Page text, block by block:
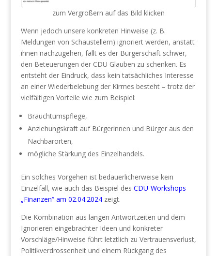
zum Vergrößern auf das Bild klicken
Wenn jedoch unsere konkreten Hinweise (z. B.
Meldungen von Schaustellern) ignoriert werden, anstatt
ihnen nachzugehen, fällt es der Bürgerschaft schwer,
den Beteuerungen der CDU Glauben zu schenken. Es
entsteht der Eindruck, dass kein tatsächliches Interesse
an einer Wiederbelebung der Kirmes besteht – trotz der
vielfältigen Vorteile wie zum Beispiel:
Brauchtumspflege,
Anziehungskraft auf Bürgerinnen und Bürger aus den
Nachbarorten,
mögliche Stärkung des Einzelhandels.
Ein solches Vorgehen ist bedauerlicherweise kein
Einzelfall, wie auch das Beispiel des CDU-Workshops
„Finanzen“ am 02.04.2024zeigt.
Die Kombination aus langen Antwortzeiten und dem
Ignorieren eingebrachter Ideen und konkreter
Vorschläge/Hinweise führt letztlich zu Vertrauensverlust,
Politikverdrossenheit und einem Rückgang des